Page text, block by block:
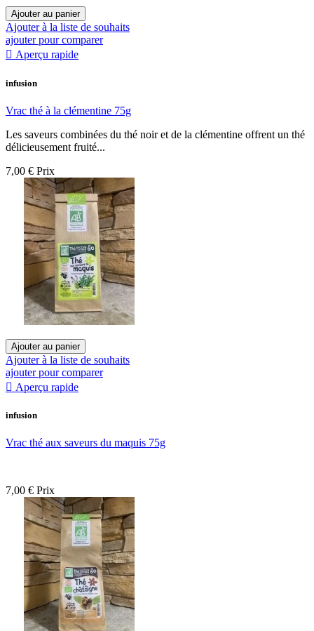
Ajouter au panier
Ajouter à la liste de souhaits
ajouter pour comparer
 Aperçu rapide
infusion
Vrac thé à la clémentine 75g
Les saveurs combinées du thé noir et de la clémentine offrent un thé
délicieusement fruité...
7,00 € Prix
Ajouter au panier
Ajouter à la liste de souhaits
ajouter pour comparer
 Aperçu rapide
infusion
Vrac thé aux saveurs du maquis 75g
7,00 € Prix